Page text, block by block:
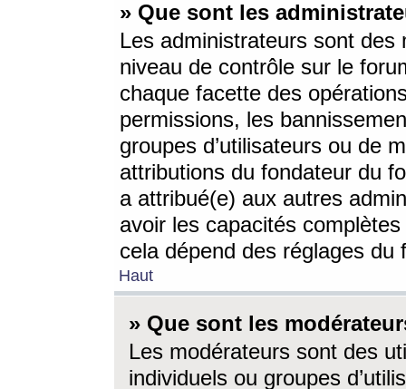
» Que sont les
Les administrateurs sont
niveau de contrôle sur le
chaque facette des
permissions, les
groupes d’utilisateurs ou de
attributions du fondateur du
a attribué(e) aux autres
avoir les capacités
cela dépend des réglages du
Haut
» Que sont les
Les modérateurs sont des
individuels ou groupes